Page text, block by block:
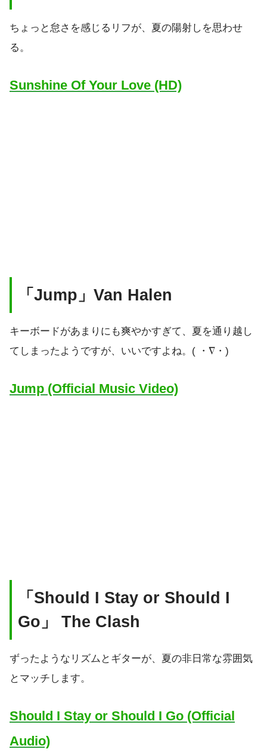
ちょっと怠さを感じるリフが、夏の陽射しを思わせ
る。
Sunshine Of Your Love (HD)
「Jump」Van Halen
キーボードがあまりにも爽やかすぎて、夏を通り越し
てしまったようですが、いいですよね。( ・∇・)
Jump (Official Music Video)
「Should I Stay or Should I
Go」 The Clash
ずったようなリズムとギターが、夏の非日常な雰囲気
とマッチします。
Should I Stay or Should I Go (Official
Audio)